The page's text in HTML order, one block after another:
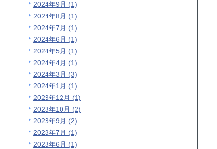
2024年9月 (1)
2024年8月 (1)
2024年7月 (1)
2024年6月 (1)
2024年5月 (1)
2024年4月 (1)
2024年3月 (3)
2024年1月 (1)
2023年12月 (1)
2023年10月 (2)
2023年9月 (2)
2023年7月 (1)
2023年6月 (1)